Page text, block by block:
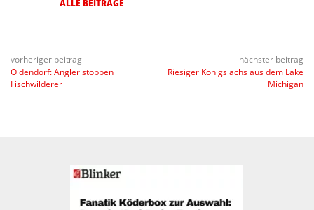
ALLE BEITRÄGE
vorheriger beitrag
Oldendorf: Angler stoppen
Fischwilderer
nächster beitrag
Riesiger Königslachs aus dem Lake
Michigan